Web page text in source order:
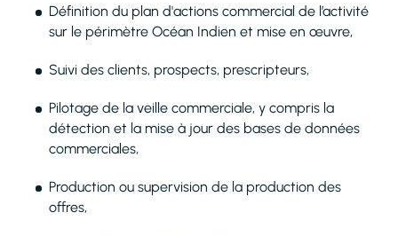
Définition du plan d'actions commercial de l’activité
sur le périmètre Océan Indien et mise en œuvre,
Suivi des clients, prospects, prescripteurs,
Pilotage de la veille commerciale, y compris la
détection et la mise à jour des bases de données
commerciales,
Production ou supervision de la production des
offres,